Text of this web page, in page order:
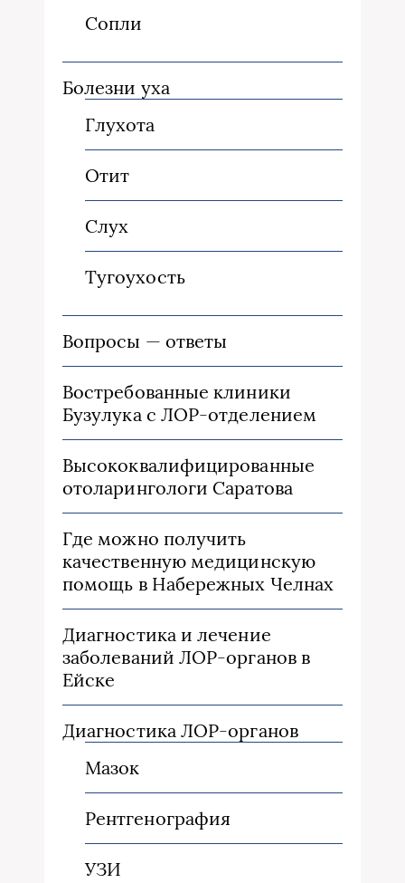
Сопли
Болезни уха
Глухота
Отит
Слух
Тугоухость
Вопросы — ответы
Востребованные клиники
Бузулука с ЛОР-отделением
Высококвалифицированные
отоларингологи Саратова
Где можно получить
качественную медицинскую
помощь в Набережных Челнах
Диагностика и лечение
заболеваний ЛОР-органов в
Ейске
Диагностика ЛОР-органов
Мазок
Рентгенография
УЗИ